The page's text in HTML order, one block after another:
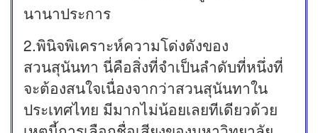
นานาประการ
2.พินิจพิเคราะห์ความโด่งดังของ
สวนสุนันทา นี่คือสิ่งที่จำเป็นลำดับที่หนึ่งที่
จะต้องสนใจเนื่องจากว่าสวนสุนันทาใน
ประเทศไทย มีมากไม่น้อยเลยทีเดียวด้วย